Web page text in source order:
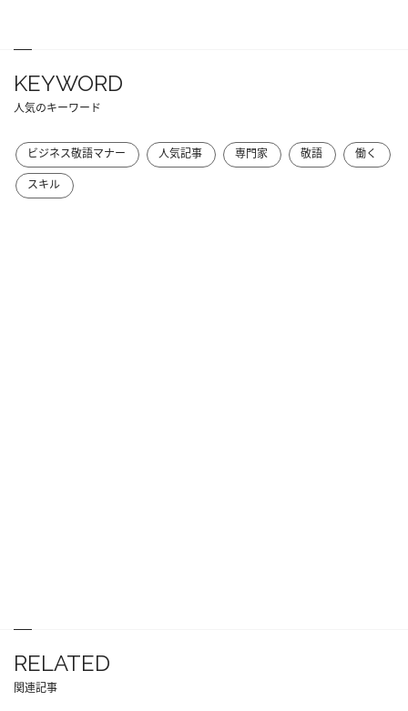
KEYWORD
人気のキーワード
ビジネス敬語マナー 人気記事 専門家 敬語
働く
スキル
RELATED
関連記事